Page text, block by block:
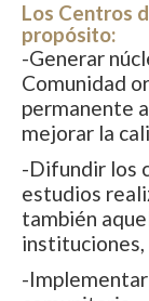
Los Centros
propósito:
-Generar
Comunidad
permanente
mejorar la
-Difundir los
estudios
también
-